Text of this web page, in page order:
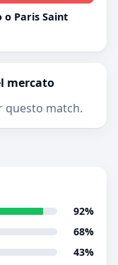
o Paris Saint
mercato
questo match.
92%
68%
43%